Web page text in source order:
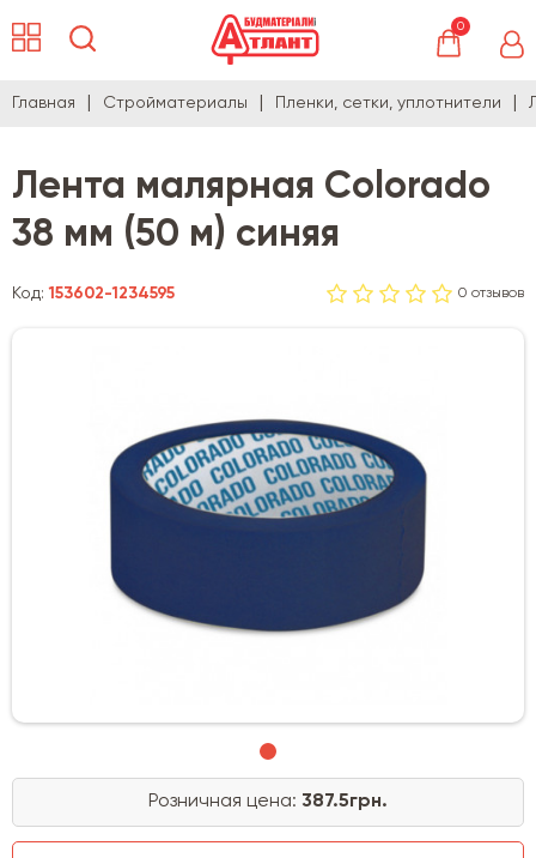
0
Главная Стройматериалы Пленки, сетки, уплотнители
Лента малярная Colorado
38 мм (50 м) синяя
Код:153602-1234595 0 отзывов
Розничная цена: 387.5грн.